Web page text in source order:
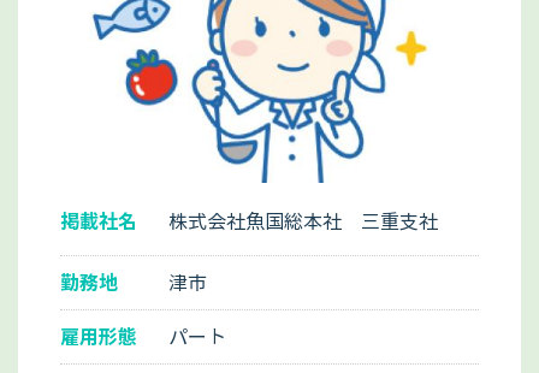
掲載社名 株式会社魚国総本社 三重支社
勤務地 津市
雇用形態 パート